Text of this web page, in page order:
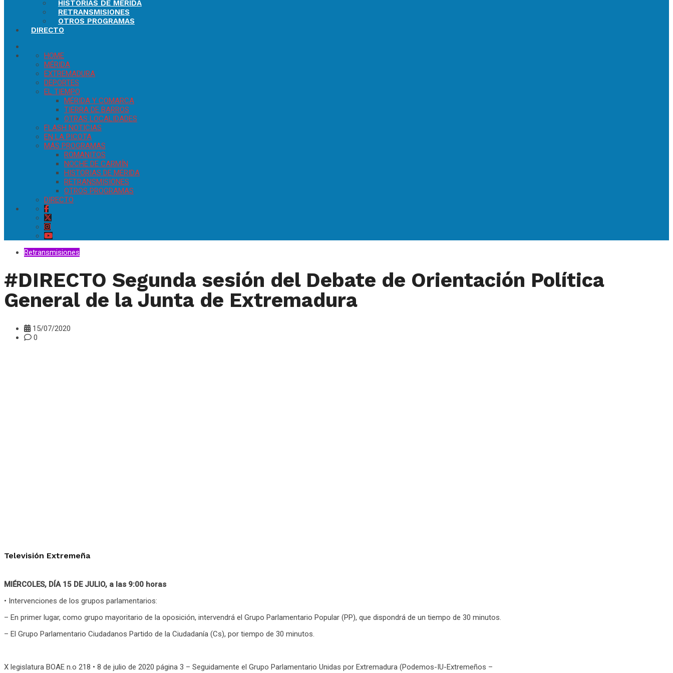
HISTORIAS DE MÉRIDA
RETRANSMISIONES
OTROS PROGRAMAS
DIRECTO
HOME
MÉRIDA
EXTREMADURA
DEPORTES
EL TIEMPO
MÉRIDA Y COMARCA
TIERRA DE BARROS
OTRAS LOCALIDADES
FLASH NOTICIAS
EN LA PICOTA
MÁS PROGRAMAS
ROMANITOS
NOCHE DE CARMÍN
HISTORIAS DE MÉRIDA
RETRANSMISIONES
OTROS PROGRAMAS
DIRECTO
Retransmisiones
#DIRECTO Segunda sesión del Debate de Orientación Política
General de la Junta de Extremadura
15/07/2020
0
Televisión Extremeña
MIÉRCOLES, DÍA 15 DE JULIO, a las 9:00 horas
• Intervenciones de los grupos parlamentarios:
– En primer lugar, como grupo mayoritario de la oposición, intervendrá el Grupo Parlamentario Popular (PP), que dispondrá de un tiempo de 30 minutos.
– El Grupo Parlamentario Ciudadanos Partido de la Ciudadanía (Cs), por tiempo de 30 minutos.
X legislatura BOAE n.o 218 • 8 de julio de 2020 página 3 – Seguidamente el Grupo Parlamentario Unidas por Extremadura (Podemos-IU-Extremeños –